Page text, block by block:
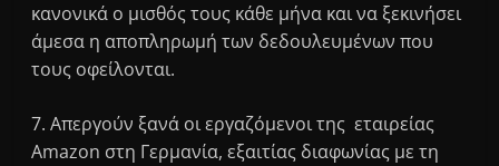
κανονικά ο μισθός τους κάθε μήνα και να ξεκινήσει
άμεσα η αποπληρωμή των δεδουλευμένων που
τους οφείλονται.
7. Απεργούν ξανά οι εργαζόμενοι της εταιρείας
Amazon στη Γερμανία, εξαιτίας διαφωνίας με τη